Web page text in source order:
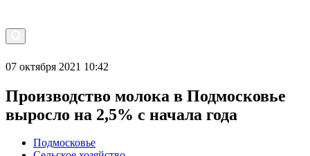
07 октября 2021 10:42
Производство молока в Подмосковье
выросло на 2,5% с начала года
Подмосковье